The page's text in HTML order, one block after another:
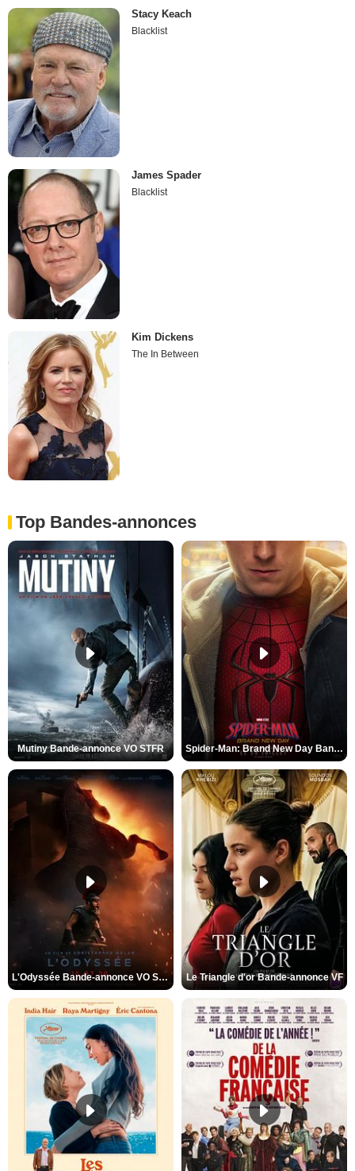
Stacy Keach
Blacklist
James Spader
Blacklist
Kim Dickens
The In Between
Top Bandes-annonces
Mutiny Bande-annonce VO STFR Spider-Man: Brand New Day Bande-annonce VO STFR
L'Odyssée Bande-annonce VO STFR Le Triangle d'or Bande-annonce VF